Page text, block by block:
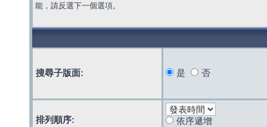
能，請反選下一個選項。
搜尋子版面: 是 否
排列順序:
依序遞增